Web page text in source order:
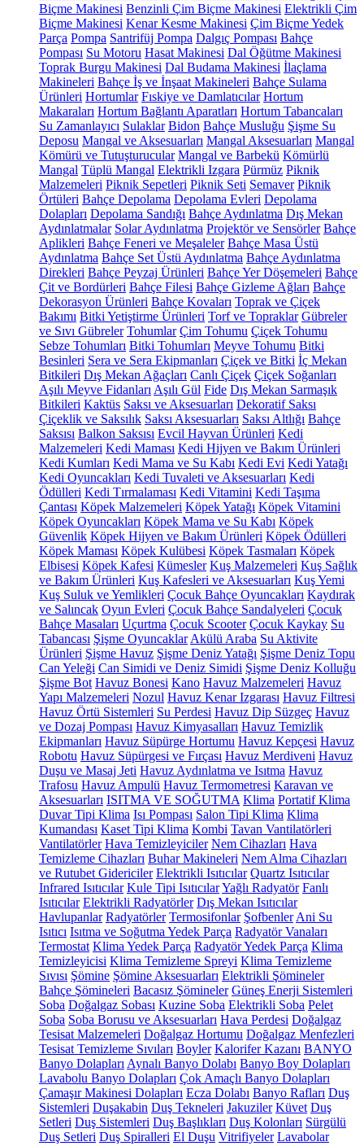
Biçme Makinesi Benzinli Çim Biçme Makinesi Elektrikli Çim
Biçme Makinesi Kenar Kesme Makinesi Çim Biçme Yedek
Parça Pompa Santrifüj Pompa Dalgıç Pompası Bahçe
Pompası Su Motoru Hasat Makinesi Dal Öğütme Makinesi
Toprak Burgu Makinesi Dal Budama Makinesi İlaçlama
Makineleri Bahçe İş ve İnşaat Makineleri Bahçe Sulama
Ürünleri Hortumlar Fıskiye ve Damlatıcılar Hortum
Makaraları Hortum Bağlantı Aparatları Hortum Tabancaları
Su Zamanlayıcı Sulaklar Bidon Bahçe Musluğu Şişme Su
Deposu Mangal ve Aksesuarları Mangal Aksesuarları Mangal
Kömürü ve Tutuşturucular Mangal ve Barbekü Kömürlü
Mangal Tüplü Mangal Elektrikli Izgara Pürmüz Piknik
Malzemeleri Piknik Sepetleri Piknik Seti Semaver Piknik
Örtüleri Bahçe Depolama Depolama Evleri Depolama
Dolapları Depolama Sandığı Bahçe Aydınlatma Dış Mekan
Aydınlatmalar Solar Aydınlatma Projektör ve Sensörler Bahçe
Aplikleri Bahçe Feneri ve Meşaleler Bahçe Masa Üstü
Aydınlatma Bahçe Set Üstü Aydınlatma Bahçe Aydınlatma
Direkleri Bahçe Peyzaj Ürünleri Bahçe Yer Döşemeleri Bahçe
Çit ve Bordürleri Bahçe Filesi Bahçe Gizleme Ağları Bahçe
Dekorasyon Ürünleri Bahçe Kovaları Toprak ve Çiçek
Bakımı Bitki Yetiştirme Ürünleri Torf ve Topraklar Gübreler
ve Sıvı Gübreler Tohumlar Çim Tohumu Çiçek Tohumu
Sebze Tohumları Bitki Tohumları Meyve Tohumu Bitki
Besinleri Sera ve Sera Ekipmanları Çiçek ve Bitki İç Mekan
Bitkileri Dış Mekan Ağaçları Canlı Çiçek Çiçek Soğanları
Aşılı Meyve Fidanları Aşılı Gül Fide Dış Mekan Sarmaşık
Bitkileri Kaktüs Saksı ve Aksesuarları Dekoratif Saksı
Çiçeklik ve Saksılık Saksı Aksesuarları Saksı Altlığı Bahçe
Saksısı Balkon Saksısı Evcil Hayvan Ürünleri Kedi
Malzemeleri Kedi Maması Kedi Hijyen ve Bakım Ürünleri
Kedi Kumları Kedi Mama ve Su Kabı Kedi Evi Kedi Yatağı
Kedi Oyuncakları Kedi Tuvaleti ve Aksesuarları Kedi
Ödülleri Kedi Tırmalaması Kedi Vitamini Kedi Taşıma
Çantası Köpek Malzemeleri Köpek Yatağı Köpek Vitamini
Köpek Oyuncakları Köpek Mama ve Su Kabı Köpek
Güvenlik Köpek Hijyen ve Bakım Ürünleri Köpek Ödülleri
Köpek Maması Köpek Kulübesi Köpek Tasmaları Köpek
Elbisesi Köpek Kafesi Kümesler Kuş Malzemeleri Kuş Sağlık
ve Bakım Ürünleri Kuş Kafesleri ve Aksesuarları Kuş Yemi
Kuş Suluk ve Yemlikleri Çocuk Bahçe Oyuncakları Kaydırak
ve Salıncak Oyun Evleri Çocuk Bahçe Sandalyeleri Çocuk
Bahçe Masaları Uçurtma Çocuk Scooter Çocuk Kaykay Su
Tabancası Şişme Oyuncaklar Akülü Araba Su Aktivite
Ürünleri Şişme Havuz Şişme Deniz Yatağı Şişme Deniz Topu
Can Yeleği Can Simidi ve Deniz Simidi Şişme Deniz Kolluğu
Şişme Bot Havuz Bonesi Kano Havuz Malzemeleri Havuz
Yapı Malzemeleri Nozul Havuz Kenar Izgarası Havuz Filtresi
Havuz Örtü Sistemleri Su Perdesi Havuz Dip Süzgeç Havuz
ve Dozaj Pompası Havuz Kimyasalları Havuz Temizlik
Ekipmanları Havuz Süpürge Hortumu Havuz Kepçesi Havuz
Robotu Havuz Süpürgesi ve Fırçası Havuz Merdiveni Havuz
Duşu ve Masaj Jeti Havuz Aydınlatma ve Isıtma Havuz
Trafosu Havuz Ampulü Havuz Termometresi Karavan ve
Aksesuarları ISITMA VE SOĞUTMA Klima Portatif Klima
Duvar Tipi Klima Isı Pompası Salon Tipi Klima Klima
Kumandası Kaset Tipi Klima Kombi Tavan Vantilatörleri
Vantilatörler Hava Temizleyiciler Nem Cihazları Hava
Temizleme Cihazları Buhar Makineleri Nem Alma Cihazları
ve Rutubet Gidericiler Elektrikli Isıtıcılar Quartz Isıtıcılar
Infrared Isıtıcılar Kule Tipi IsıtıcılarYağlı Radyatör Fanlı
Isıtıcılar Elektrikli Radyatörler Dış Mekan Isıtıcılar
Havlupanlar Radyatörler Termosifonlar Şofbenler Ani Su
Isıtıcı Isıtma ve Soğutma Yedek Parça Radyatör Vanaları
Termostat Klima Yedek Parça Radyatör Yedek Parça Klima
Temizleyicisi Klima Temizleme Spreyi Klima Temizleme
Sıvısı Şömine Şömine Aksesuarları Elektrikli Şömineler
Bahçe Şömineleri Bacasız Şömineler Güneş Enerji Sistemleri
Soba Doğalgaz Sobası Kuzine Soba Elektrikli Soba Pelet
Soba Soba Borusu ve Aksesuarları Hava Perdesi Doğalgaz
Tesisat Malzemeleri Doğalgaz Hortumu Doğalgaz Menfezleri
Tesisat Temizleme Sıvıları Boyler Kalorifer Kazanı BANYO
Banyo Dolapları Aynalı Banyo Dolabı Banyo Boy Dolapları
Lavabolu Banyo Dolapları Çok Amaçlı Banyo Dolapları
Çamaşır Makinesi Dolapları Ecza Dolabı Banyo Rafları Duş
Sistemleri Duşakabin Duş Tekneleri Jakuziler Küvet Duş
Setleri Duş Sistemleri Duş Başlıkları Duş Kolonları Sürgülü
Duş Setleri Duş Spiralleri El Duşu Vitrifiyeler Lavabolar